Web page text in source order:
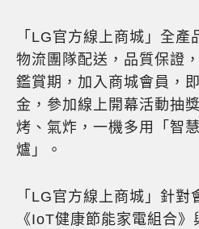
「LG官方線上商城」全
物流團隊配送，品質保證
鑑賞期，加入商城會員，
金，參加線上開幕活動抽
烤、氣炸，一機多用「智
爐」。
「LG官方線上商城」針
《IoT健康節能家電組合